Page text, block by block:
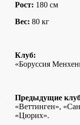
Рост: 180 см
Вес: 80 кг
Клуб:
«Боруссия
Предыдущие
«Веттинген»,
«Цюрих».